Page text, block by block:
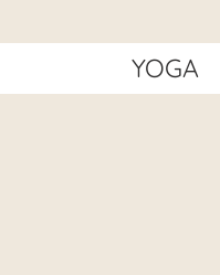
YOGA